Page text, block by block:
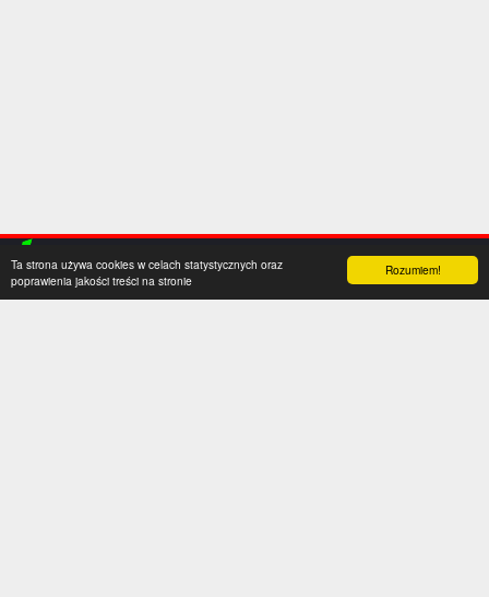
Rozumiem!
Ta strona używa cookies w celach statystycznych oraz
poprawienia jakości treści na stronie